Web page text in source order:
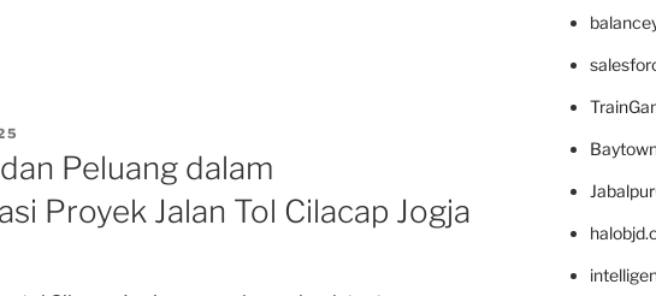
Peluang dalam
Proyek Jalan Tol Cilacap Jogja